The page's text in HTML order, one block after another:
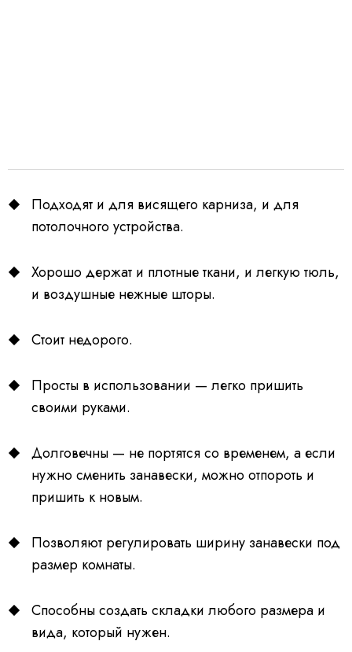
Подходят и для висящего карниза, и для
потолочного устройства.
Хорошо держат и плотные ткани, и легкую тюль,
и воздушные нежные шторы.
Стоит недорого.
Просты в использовании — легко пришить
своими руками.
Долговечны — не портятся со временем, а если
нужно сменить занавески, можно отпороть и
пришить к новым.
Позволяют регулировать ширину занавески под
размер комнаты.
Способны создать складки любого размера и
вида, который нужен.